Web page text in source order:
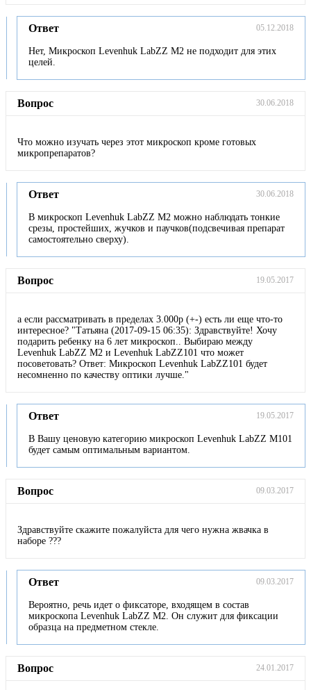
Ответ 05.12.2018
Нет, Микроскоп Levenhuk LabZZ M2 не подходит для этих
целей.
Вопрос 30.06.2018
Что можно изучать через этот микроскоп кроме готовых
микропрепаратов?
Ответ 30.06.2018
В микроскоп Levenhuk LabZZ M2 можно наблюдать тонкие
срезы, простейших, жучков и паучков(подсвечивая препарат
самостоятельно сверху).
Вопрос 19.05.2017
а если рассматривать в пределах 3.000р (+-) есть ли еще что-то
интересное? "Татьяна (2017-09-15 06:35): Здравствуйте! Хочу
подарить ребенку на 6 лет микроскоп.. Выбираю между
Levenhuk LabZZ M2 и Levenhuk LabZZ101 что может
посоветовать? Ответ: Микроскоп Levenhuk LabZZ101 будет
несомненно по качеству оптики лучше."
Ответ 19.05.2017
В Вашу ценовую категорию микроскоп Levenhuk LabZZ M101
будет самым оптимальным вариантом.
Вопрос 09.03.2017
Здравствуйте скажите пожалуйста для чего нужна жвачка в
наборе ???
Ответ 09.03.2017
Вероятно, речь идет о фиксаторе, входящем в состав
микроскопа Levenhuk LabZZ M2. Он служит для фиксации
образца на предметном стекле.
Вопрос 24.01.2017